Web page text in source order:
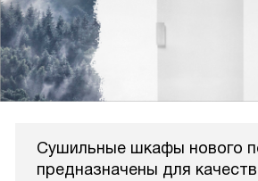
Сушильные шкафы нового
предназначены для